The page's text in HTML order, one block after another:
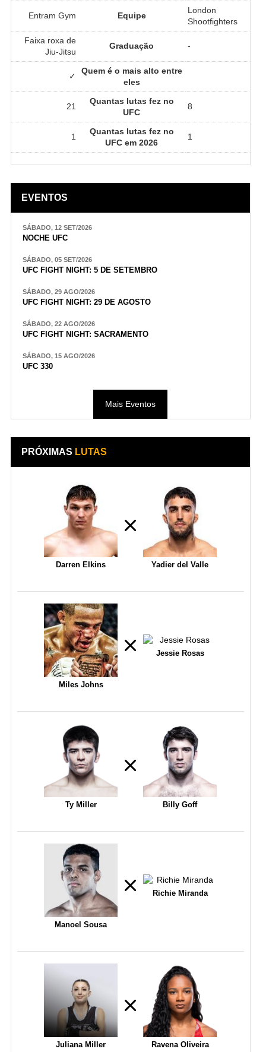
Entram Gym Equipe
London
Shootfighters
Faixa roxa de
Jiu-Jitsu
Graduação -
✓
Quem é o mais alto entre
eles
21
Quantas lutas fez no
UFC
8
1
Quantas lutas fez no
UFC em 2026
1
EVENTOS
SÁBADO, 12 SET/2026
NOCHE UFC
SÁBADO, 05 SET/2026
UFC FIGHT NIGHT: 5 DE SETEMBRO
SÁBADO, 29 AGO/2026
UFC FIGHT NIGHT: 29 DE AGOSTO
SÁBADO, 22 AGO/2026
UFC FIGHT NIGHT: SACRAMENTO
SÁBADO, 15 AGO/2026
UFC 330
Mais Eventos
PRÓXIMAS LUTAS
Darren Elkins Yadier del Valle
Miles Johns
Jessie Rosas
Ty Miller Billy Goff
Manoel Sousa
Richie Miranda
Juliana Miller Ravena Oliveira